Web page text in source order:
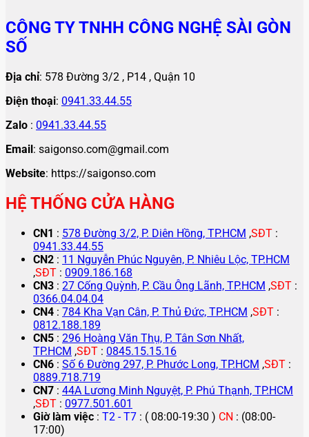
CÔNG TY TNHH CÔNG NGHỆ SÀI GÒN
SỐ
Địa chỉ: 578 Đường 3/2 , P14 , Quận 10
Điện thoại: 0941.33.44.55
Zalo : 0941.33.44.55
Email: saigonso.com@gmail.com
Website: https://saigonso.com
HỆ THỐNG CỬA HÀNG
CN1 : 578 Đường 3/2, P. Diên Hồng, TP.HCM ,SĐT :
0941.33.44.55
CN2 : 11 Nguyễn Phúc Nguyên, P. Nhiêu Lộc, TP.HCM
,SĐT : 0909.186.168
CN3 : 27 Cống Quỳnh, P. Cầu Ông Lãnh, TP.HCM ,SĐT :
0366.04.04.04
CN4 : 784 Kha Vạn Cân, P. Thủ Đức, TP.HCM ,SĐT :
0812.188.189
CN5 : 296 Hoàng Văn Thụ, P. Tân Sơn Nhất,
TP.HCM ,SĐT : 0845.15.15.16
CN6 : Số 6 Đường 297, P. Phước Long, TP.HCM ,SĐT :
0889.718.719
CN7 : 44A Lương Minh Nguyệt, P. Phú Thạnh, TP.HCM
,SĐT : 0977.501.601
Giờ làm việc : T2 - T7 : ( 08:00-19:30 ) CN : (08:00-
17:00)